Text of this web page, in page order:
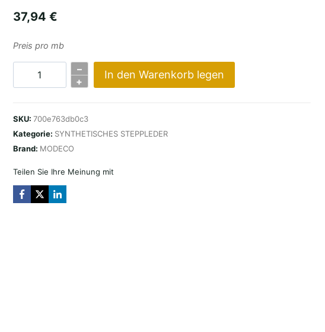
37,94 €
Preis pro mb
DIAMOND
NIĆ
CZERWONA
Menge
–
+
In den Warenkorb legen
SKU: 700e763db0c3
Kategorie: SYNTHETISCHES STEPPLEDER
Brand: MODECO
Teilen Sie Ihre Meinung mit